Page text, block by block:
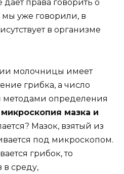
права говорить о
уже говорили, в
в организме
молочницы имеет
грибка, а число
определения
микроскопия мазка и
Мазок, взятый из
под микроскопом.
грибок, то
в среду,